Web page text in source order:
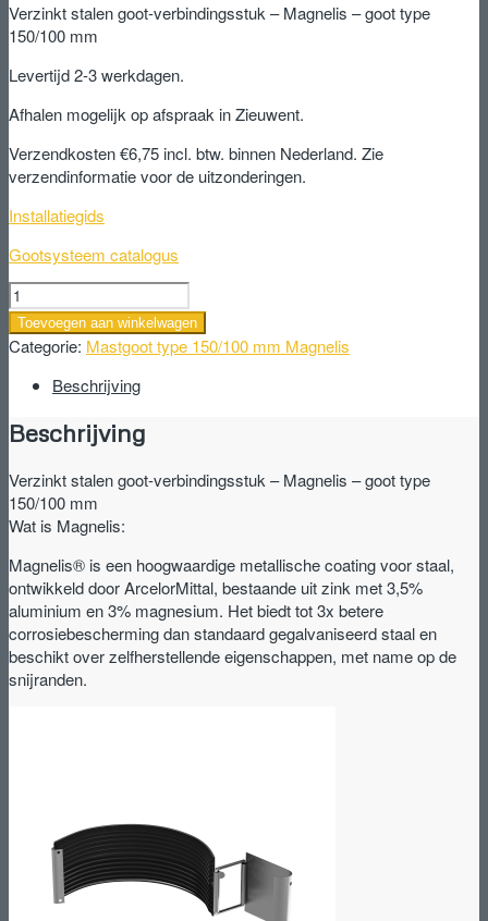
Verzinkt stalen goot-verbindingsstuk – Magnelis – goot type
150/100 mm
Levertijd 2-3 werkdagen.
Afhalen mogelijk op afspraak in Zieuwent.
Verzendkosten €6,75 incl. btw. binnen Nederland. Zie
verzendinformatie voor de uitzonderingen.
Installatiegids
Gootsysteem catalogus
Verzinkt
stalen
goot-
verbindingsstuk
-
type
150/100
mm
Toevoegen aan winkelwagen
Categorie: Mastgoot type 150/100 mm Magnelis
Beschrijving
Beschrijving
Verzinkt stalen goot-verbindingsstuk – Magnelis – goot type
150/100 mm
Wat is Magnelis:
Magnelis® is een hoogwaardige metallische coating voor staal,
ontwikkeld door ArcelorMittal, bestaande uit zink met 3,5%
aluminium en 3% magnesium. Het biedt tot 3x betere
corrosiebescherming dan standaard gegalvaniseerd staal en
beschikt over zelfherstellende eigenschappen, met name op de
snijranden.